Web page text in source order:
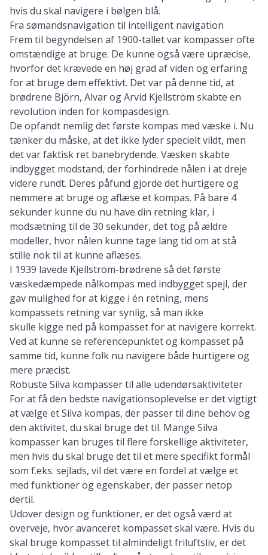
hvis du skal navigere i bølgen blå.
Fra sømandsnavigation til intelligent navigation
Frem til begyndelsen af 1900-tallet var kompasser ofte
omstændige at bruge. De kunne også være upræcise,
hvorfor det krævede en høj grad af viden og erfaring
for at bruge dem effektivt. Det var på denne tid, at
brødrene Björn, Alvar og Arvid Kjellström skabte en
revolution inden for kompasdesign.
De opfandt nemlig det første kompas med væske i. Nu
tænker du måske, at det ikke lyder specielt vildt, men
det var faktisk ret banebrydende. Væsken skabte
indbygget modstand, der forhindrede nålen i at dreje
videre rundt. Deres påfund gjorde det hurtigere og
nemmere at bruge og aflæse et kompas. På bare 4
sekunder kunne du nu have din retning klar, i
modsætning til de 30 sekunder, det tog på ældre
modeller, hvor nålen kunne tage lang tid om at stå
stille nok til at kunne aflæses.
I 1939 lavede Kjellström-brødrene så det første
væskedæmpede nålkompas med indbygget spejl, der
gav mulighed for at kigge i én retning, mens
kompassets retning var synlig, så man ikke
skulle kigge ned på kompasset for at navigere korrekt.
Ved at kunne se referencepunktet og kompasset på
samme tid, kunne folk nu navigere både hurtigere og
mere præcist.
Robuste Silva kompasser til alle udendørsaktiviteter
For at få den bedste navigationsoplevelse er det vigtigt
at vælge et Silva kompas, der passer til dine behov og
den aktivitet, du skal bruge det til. Mange Silva
kompasser kan bruges til flere forskellige aktiviteter,
men hvis du skal bruge det til et mere specifikt formål
som f.eks. sejlads, vil det være en fordel at vælge et
med funktioner og egenskaber, der passer netop
dertil.
Udover design og funktioner, er det også værd at
overveje, hvor avanceret kompasset skal være. Hvis du
skal bruge kompasset til almindeligt friluftsliv, er det